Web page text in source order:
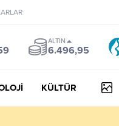
ALTIN
6.496,95
KÜLTÜR